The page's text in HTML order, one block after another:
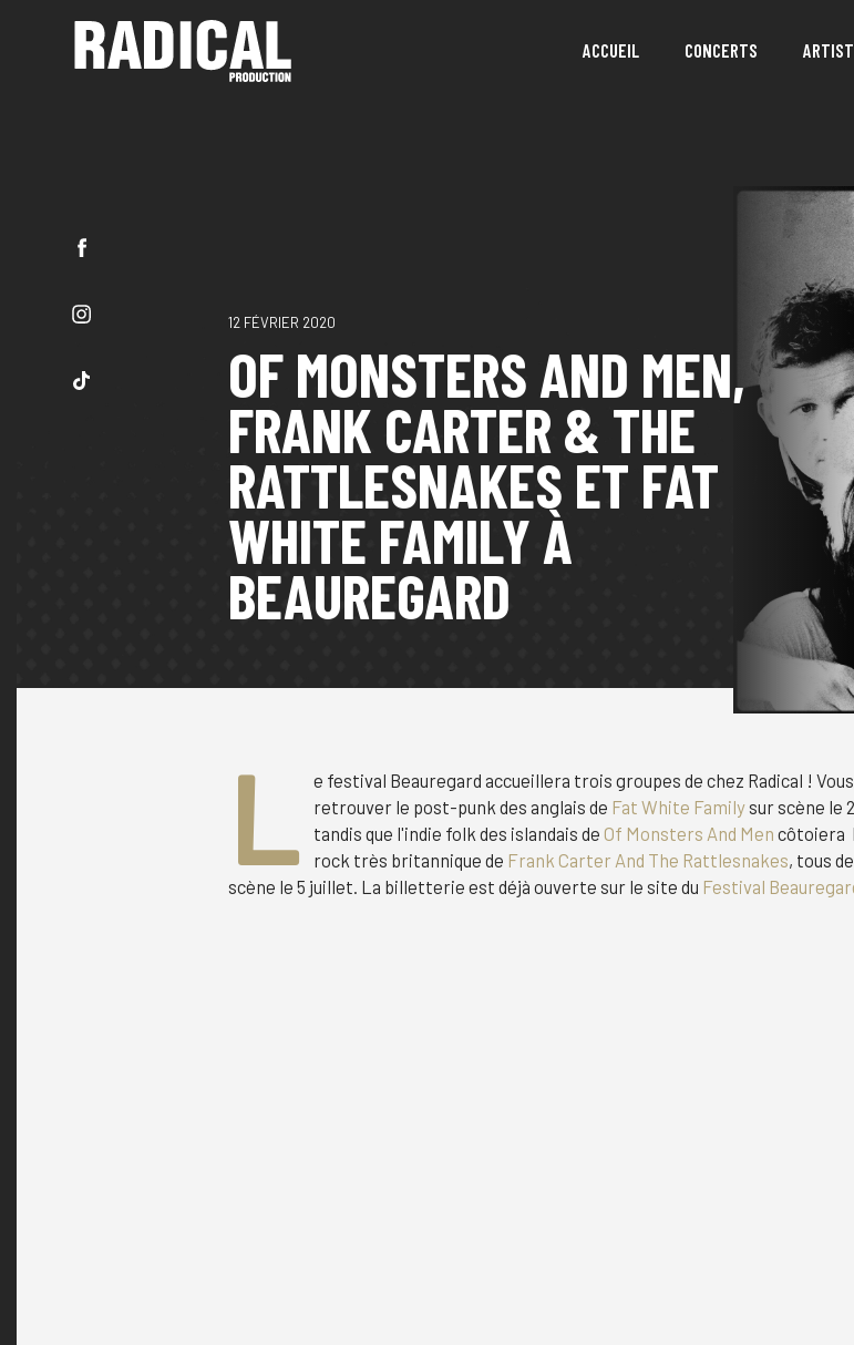
ACCUEIL CONCERTS
12 FÉVRIER 2020
OF MONSTERS AND MEN,
FRANK CARTER & THE
RATTLESNAKES ET FAT
WHITE FAMILY À
BEAUREGARD
L
e festival Beauregard accueillera trois groupes de chez Radical !
retrouver le post-punk des anglais de Fat White Familysur scène le
tandis que l'indie folk des islandais de Of Monsters And Men côtoiera
rock très britannique de Frank Carter And The Rattlesnakes, tous
scène le 5 juillet. La billetterie est déjà ouverte sur le site du Festival